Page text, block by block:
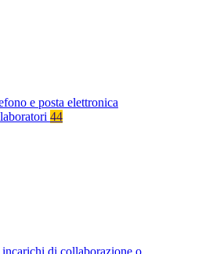
e posta elettronica
44